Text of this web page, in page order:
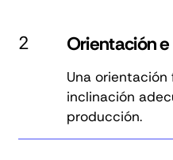
2 Orientación
Una
inclinación
producción.